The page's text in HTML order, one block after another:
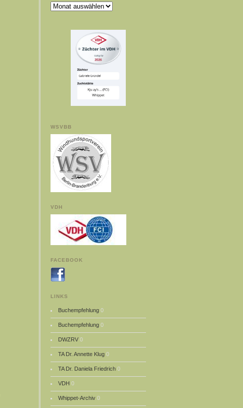
Archive
WSVBB
VDH
FACEBOOK
LINKS
Buchempfehlung0
Buchempfehlung0
DWZRV0
TA Dr. Annette Klug0
TA Dr. Daniela Friedrich0
VDH 0
Whippet-Archiv0